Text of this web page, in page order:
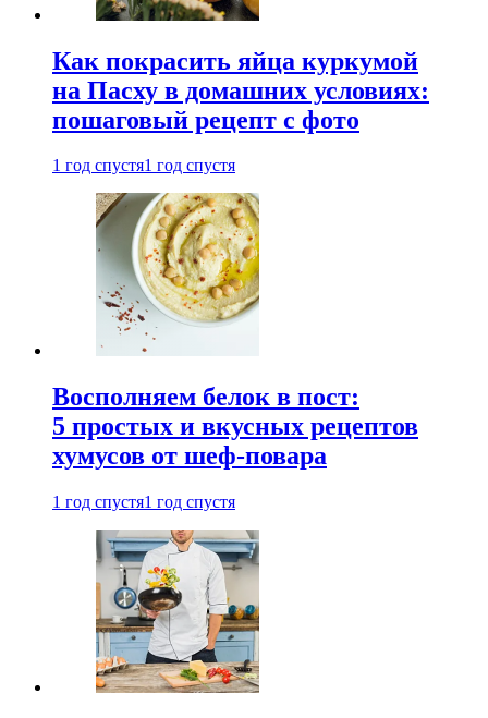
Как покрасить яйца куркумой
на Пасху в домашних условиях:
пошаговый рецепт с фото
1 год спустя1 год спустя
Восполняем белок в пост:
5 простых и вкусных рецептов
хумусов от шеф-повара
1 год спустя1 год спустя